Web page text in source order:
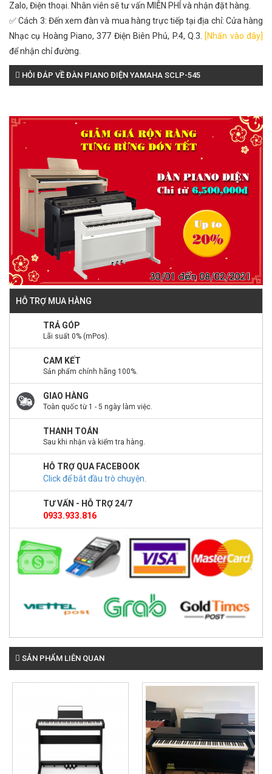
Zalo, Điện thoại. Nhân viên sẽ tư vấn MIỄN PHÍ và nhận đặt hàng.
✅ Cách 3: Đến xem đàn và mua hàng trực tiếp tại địa chỉ: Cửa hàng
Nhạc cụ Hoàng Piano, 377 Điện Biên Phủ, P.4, Q.3.
[Nhấn vào đây]
để nhận chỉ đường.
HỎI ĐÁP VỀ ĐÀN PIANO ĐIỆN YAMAHA SCLP-545
HỖ TRỢ MUA HÀNG
TRẢ GÓP
Lãi suất 0% (mPos).
CAM KẾT
Sản phẩm chính hãng 100%.
GIAO HÀNG
Toàn quốc từ 1 - 5 ngày làm việc.
THANH TOÁN
Sau khi nhận và kiểm tra hàng.
HỖ TRỢ QUA FACEBOOK
Click để bắt đầu trò chuyện.
TƯ VẤN - HỖ TRỢ 24/7
0933.933.816
SẢN PHẨM LIÊN QUAN